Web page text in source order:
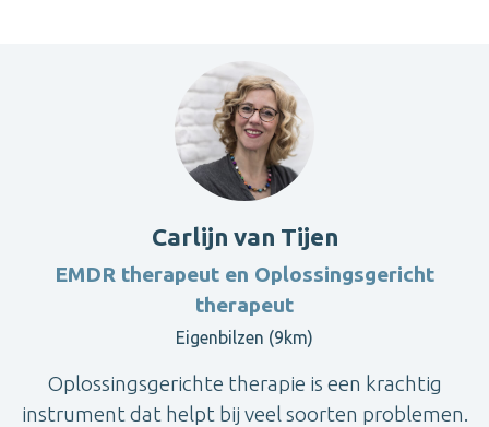
Carlijn van Tijen
EMDR therapeut en Oplossingsgericht
therapeut
Eigenbilzen (9km)
Oplossingsgerichte therapie is een krachtig
instrument dat helpt bij veel soorten problemen.